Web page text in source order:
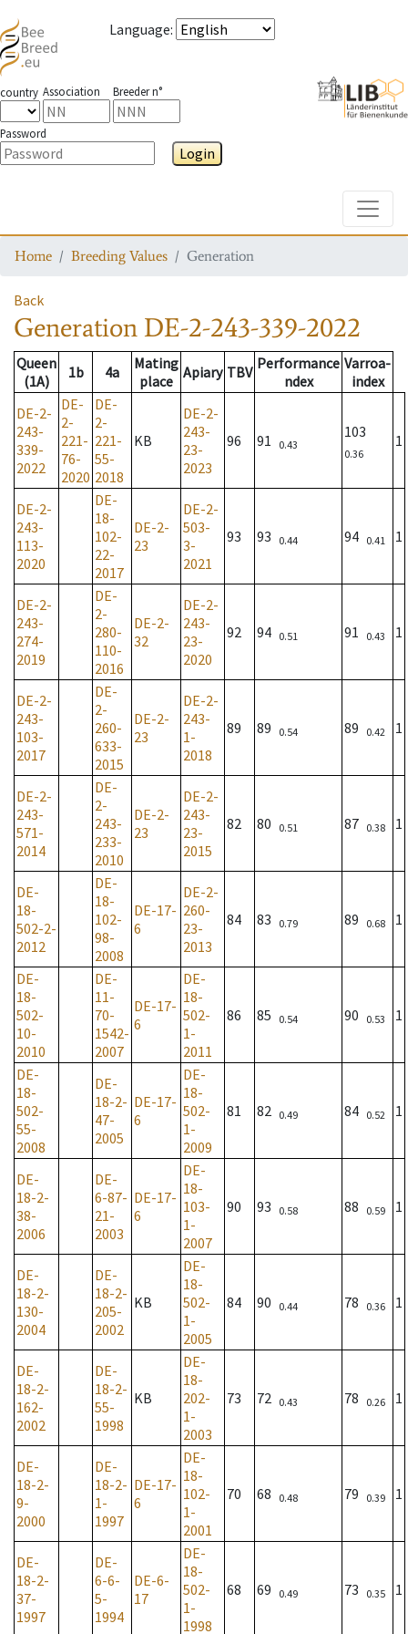
Language:
country Association Breeder n°
Password
Login
Home Breeding Values Generation
Back
Generation DE-2-243-339-2022
Queen
(1A)
1b 4a
Mating
place Apiary TBV Performance
ndex
Varroa-
index
DE-2-
243-
339-
2022
DE-
2-
221-
76-
2020
DE-
2-
221-
55-
2018
KB
DE-2-
243-
23-
2023
96 91 0.43
103
0.36
1
DE-2-
243-
113-
2020
DE-
18-
102-
22-
2017
DE-2-
23
DE-2-
503-
3-
2021
93 93 0.44 94 0.41 1
DE-2-
243-
274-
2019
DE-
2-
280-
110-
2016
DE-2-
32
DE-2-
243-
23-
2020
92 94 0.51 91 0.43 1
DE-2-
243-
103-
2017
DE-
2-
260-
633-
2015
DE-2-
23
DE-2-
243-
1-
2018
89 89 0.54 89 0.42 1
DE-2-
243-
571-
2014
DE-
2-
243-
233-
2010
DE-2-
23
DE-2-
243-
23-
2015
82 80 0.51 87 0.38 1
DE-
18-
502-2-
2012
DE-
18-
102-
98-
2008
DE-17-
6
DE-2-
260-
23-
2013
84 83 0.79 89 0.68 1
DE-
18-
502-
10-
2010
DE-
11-
70-
1542-
2007
DE-17-
6
DE-
18-
502-
1-
2011
86 85 0.54 90 0.53 1
DE-
18-
502-
55-
2008
DE-
18-2-
47-
2005
DE-17-
6
DE-
18-
502-
1-
2009
81 82 0.49 84 0.52 1
DE-
18-2-
38-
2006
DE-
6-87-
21-
2003
DE-17-
6
DE-
18-
103-
1-
2007
90 93 0.58 88 0.59 1
DE-
18-2-
130-
2004
DE-
18-2-
205-
2002
KB
DE-
18-
502-
1-
2005
84 90 0.44 78 0.36 1
DE-
18-2-
162-
2002
DE-
18-2-
55-
1998
KB
DE-
18-
202-
1-
2003
73 72 0.43 78 0.26 1
DE-
18-2-
9-
2000
DE-
18-2-
1-
1997
DE-17-
6
DE-
18-
102-
1-
2001
70 68 0.48 79 0.39 1
DE-
18-2-
37-
1997
DE-
6-6-
5-
1994
DE-6-
17
DE-
18-
502-
1-
1998
68 69 0.49 73 0.35 1